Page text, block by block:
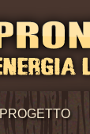
PROGETTO